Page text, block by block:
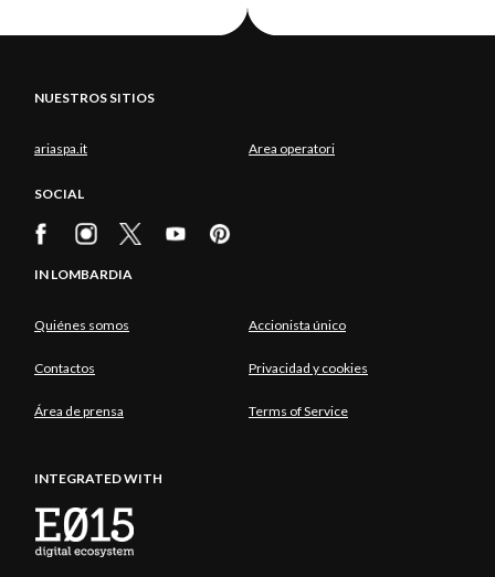
NUESTROS SITIOS
ariaspa.it Area operatori
SOCIAL
IN LOMBARDIA
Quiénes somos Accionista único
Contactos Privacidad y cookies
Área de prensa Terms of Service
INTEGRATED WITH